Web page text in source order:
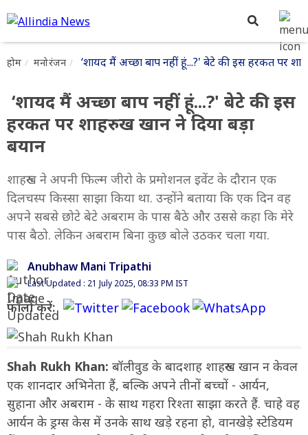
होम मनोरंजन ‘शायद मैं अच्छा बाप नहीं हूं...?' बेटे की इस हरकत पर
‘शायद मैं अच्छा बाप नहीं हूं...?' बेटे की इस
हरकत पर शाहरुख खान ने दिया बड़ा
बयान
शाहरुख ने अपनी फिल्म जीरो के प्रमोशनल इवेंट के दौरान एक
दिलचस्प किस्सा साझा किया था. उन्होंने बताया कि एक दिन वह
अपने सबसे छोटे बेटे अबराम के पास बैठे और उससे कहा कि मेरे
पास बैठो. लेकिन अबराम बिना कुछ बोले उठकर चला गया.
Anubhaw Mani Tripathi
Last Updated : 21 July 2025, 08:33 PM IST
फॉलो करें:
Shah Rukh Khan: बॉलीवुड के बादशाह शाहरुख खान न केवल
एक शानदार अभिनेता हैं, बल्कि अपने तीनों बच्चों - आर्यन,
सुहाना और अबराम - के साथ गहरा रिश्ता साझा करते हैं. चाहे वह
आर्यन के ड्रग्स केस में उनके साथ खड़े रहना हो, वानखेड़े स्टेडियम